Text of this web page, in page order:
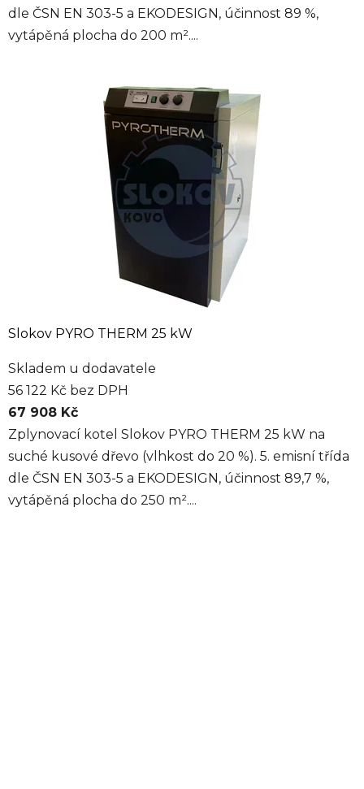
dle ČSN EN 303-5 a EKODESIGN, účinnost 89 %,
vytápěná plocha do 200 m²....
Slokov PYRO THERM 25 kW
Skladem u dodavatele
56 122 Kč bez DPH
67 908 Kč
Zplynovací kotel Slokov PYRO THERM 25 kW na
suché kusové dřevo (vlhkost do 20 %). 5. emisní třída
dle ČSN EN 303-5 a EKODESIGN, účinnost 89,7 %,
vytápěná plocha do 250 m²....